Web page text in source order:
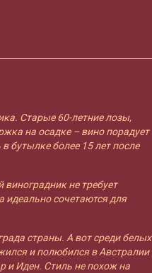
Старые 60-летние лозы,
на осадке – вино порадует
бутылке более 15 лет после
не требует
идеально сочетаются для
страны. А вот среди белых
и полюбился в Австралии
и Иден. Стиль не похож на